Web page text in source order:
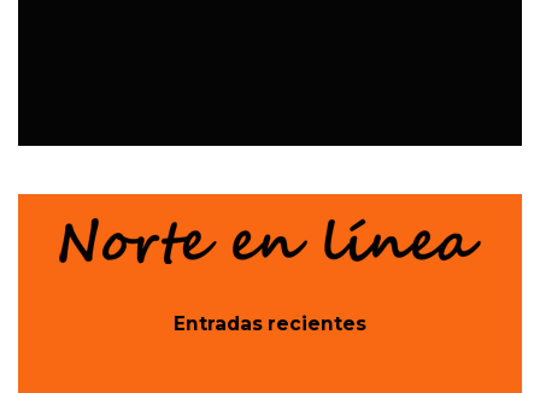
Entradas recientes